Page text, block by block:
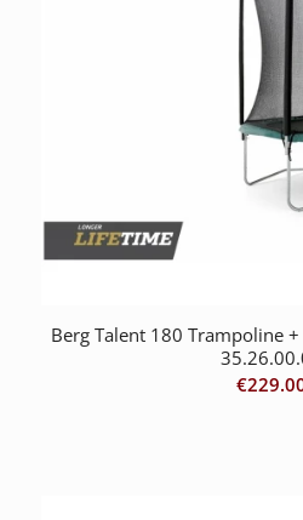
Berg Talent 180 Trampoline
€